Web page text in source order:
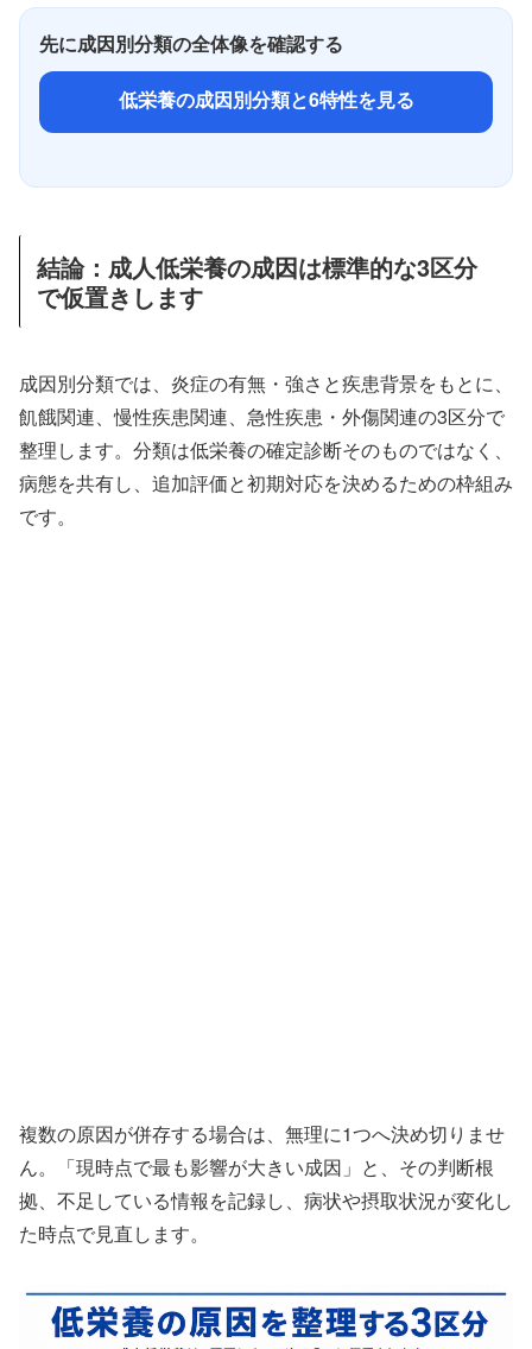
先に成因別分類の全体像を確認する
低栄養の成因別分類と6特性を見る
結論：成人低栄養の成因は標準的な3区分
で仮置きします
成因別分類では、炎症の有無・強さと疾患背景をもとに、
飢餓関連、慢性疾患関連、急性疾患・外傷関連の3区分で
整理します。分類は低栄養の確定診断そのものではなく、
病態を共有し、追加評価と初期対応を決めるための枠組み
です。
複数の原因が併存する場合は、無理に1つへ決め切りませ
ん。「現時点で最も影響が大きい成因」と、その判断根
拠、不足している情報を記録し、病状や摂取状況が変化し
た時点で見直します。